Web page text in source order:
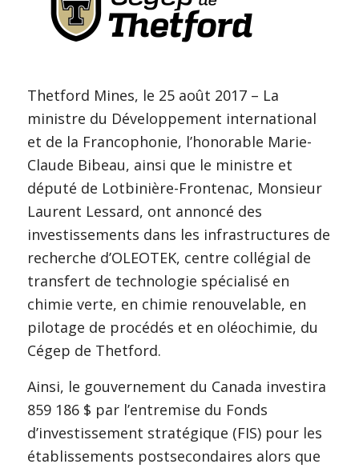
Thetford Mines, le 25 août 2017 – La
ministre du Développement international
et de la Francophonie, l’honorable Marie-
Claude Bibeau, ainsi que le ministre et
député de Lotbinière-Frontenac, Monsieur
Laurent Lessard, ont annoncé des
investissements dans les infrastructures de
recherche d’OLEOTEK, centre collégial de
transfert de technologie spécialisé en
chimie verte, en chimie renouvelable, en
pilotage de procédés et en oléochimie, du
Cégep de Thetford.
Ainsi, le gouvernement du Canada investira
859 186 $ par l’entremise du Fonds
d’investissement stratégique (FIS) pour les
établissements postsecondaires alors que